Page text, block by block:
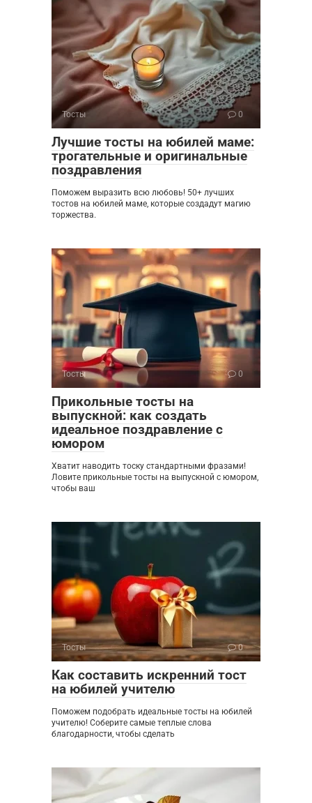
Тосты 0
Лучшие тосты на юбилей маме:
трогательные и оригинальные
поздравления
Поможем выразить всю любовь! 50+ лучших
тостов на юбилей маме, которые создадут магию
торжества.
Тосты 0
Прикольные тосты на
выпускной: как создать
идеальное поздравление с
юмором
Хватит наводить тоску стандартными фразами!
Ловите прикольные тосты на выпускной с юмором,
чтобы ваш
Тосты 0
Как составить искренний тост
на юбилей учителю
Поможем подобрать идеальные тосты на юбилей
учителю! Соберите самые теплые слова
благодарности, чтобы сделать